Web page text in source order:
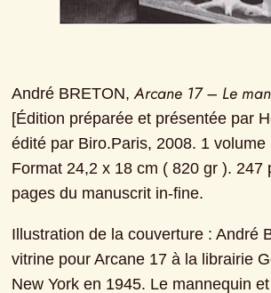
André BRETON, Arcane 17 – Le
[Édition préparée et présentée par
édité par Biro.Paris, 2008. 1 volume
Format 24,2 x 18 cm ( 820 gr ). 247
pages du manuscrit in-fine.
Illustration de la couverture : André
vitrine pour Arcane 17 à la librairie
New York en 1945. Le mannequin